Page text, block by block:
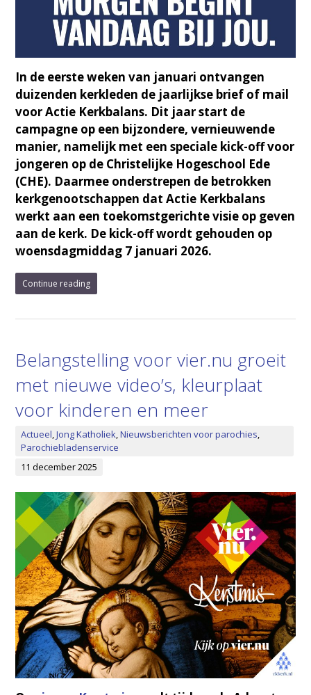
In de eerste weken van januari ontvangen
duizenden kerkleden de jaarlijkse brief of mail
voor Actie Kerkbalans. Dit jaar start de
campagne op een bijzondere, vernieuwende
manier, namelijk met een speciale kick-off voor
jongeren op de Christelijke Hogeschool Ede
(CHE). Daarmee onderstrepen de betrokken
kerkgenootschappen dat Actie Kerkbalans
werkt aan een toekomstgerichte visie op geven
aan de kerk. De kick-off wordt gehouden op
woensdagmiddag 7 januari 2026.
Continue reading
Belangstelling voor vier.nu groeit
met nieuwe video’s, kleurplaat
voor kinderen en meer
Actueel ,Jong Katholiek ,Nieuwsberichten voor parochies
Parochiebladenservice
11 december 2025